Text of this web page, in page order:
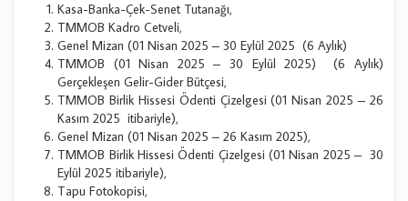
Kasa-Banka-Çek-Senet Tutanağı,
TMMOB Kadro Cetveli,
Genel Mizan (01 Nisan 2025 – 30 Eylül 2025 (6 Aylık)
TMMOB (01 Nisan 2025 – 30 Eylül 2025) (6 Aylık)
Gerçekleşen Gelir-Gider Bütçesi,
TMMOB Birlik Hissesi Ödenti Çizelgesi (01 Nisan 2025 – 26
Kasım 2025 itibariyle),
Genel Mizan (01 Nisan 2025 – 26 Kasım 2025),
TMMOB Birlik Hissesi Ödenti Çizelgesi (01 Nisan 2025 – 30
Eylül 2025 itibariyle),
Tapu Fotokopisi,